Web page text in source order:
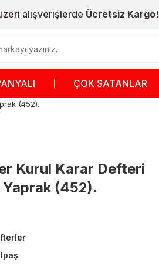
alışverişlerde Ücretsiz Kargo!
ÇOK SATANLAR
(452).
Kurul Karar Defteri
(452).